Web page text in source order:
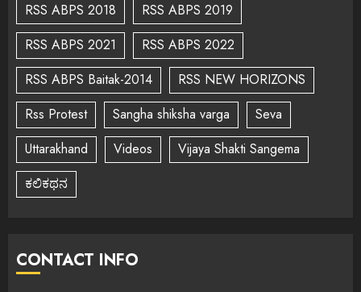
RSS ABPS 2018
RSS ABPS 2019
RSS ABPS 2021
RSS ABPS 2022
RSS ABPS Baitak-2014
RSS NEW HORIZONS
Rss Protest
Sangha shiksha varga
Seva
Uttarakhand
Videos
Vijaya Shakti Sangema
ಕಲಿಕಥನ
CONTACT INFO